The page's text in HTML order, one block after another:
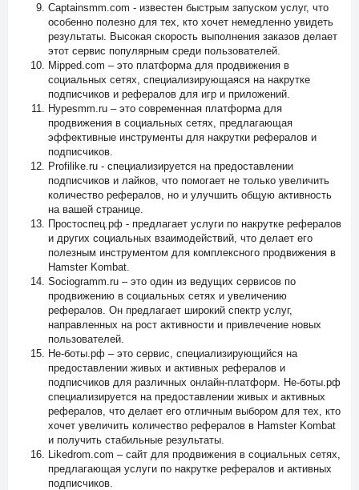
Captainsmm.com - известен быстрым запуском услуг, что
особенно полезно для тех, кто хочет немедленно увидеть
результаты. Высокая скорость выполнения заказов делает
этот сервис популярным среди пользователей.
Mipped.com – это платформа для продвижения в
социальных сетях, специализирующаяся на накрутке
подписчиков и рефералов для игр и приложений.
Hypesmm.ru – это современная платформа для
продвижения в социальных сетях, предлагающая
эффективные инструменты для накрутки рефералов и
подписчиков.
Profilike.ru - специализируется на предоставлении
подписчиков и лайков, что помогает не только увеличить
количество рефералов, но и улучшить общую активность
на вашей странице.
Простоспец.рф - предлагает услуги по накрутке рефералов
и других социальных взаимодействий, что делает его
полезным инструментом для комплексного продвижения в
Hamster Kombat.
Sociogramm.ru – это один из ведущих сервисов по
продвижению в социальных сетях и увеличению
рефералов. Он предлагает широкий спектр услуг,
направленных на рост активности и привлечение новых
пользователей.
Не-боты.рф – это сервис, специализирующийся на
предоставлении живых и активных рефералов и
подписчиков для различных онлайн-платформ. Не-боты.рф
специализируется на предоставлении живых и активных
рефералов, что делает его отличным выбором для тех, кто
хочет увеличить количество рефералов в Hamster Kombat
и получить стабильные результаты.
Likedrom.com – сайт для продвижения в социальных сетях,
предлагающая услуги по накрутке рефералов и активных
подписчиков.